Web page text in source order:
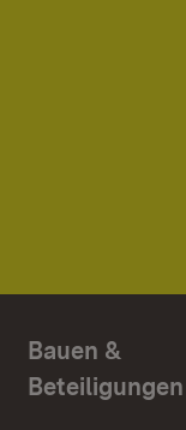
Bauen &
Beteiligungen